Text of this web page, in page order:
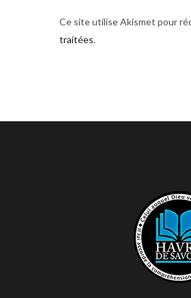
Ce site utilise Akismet pour
traitées.